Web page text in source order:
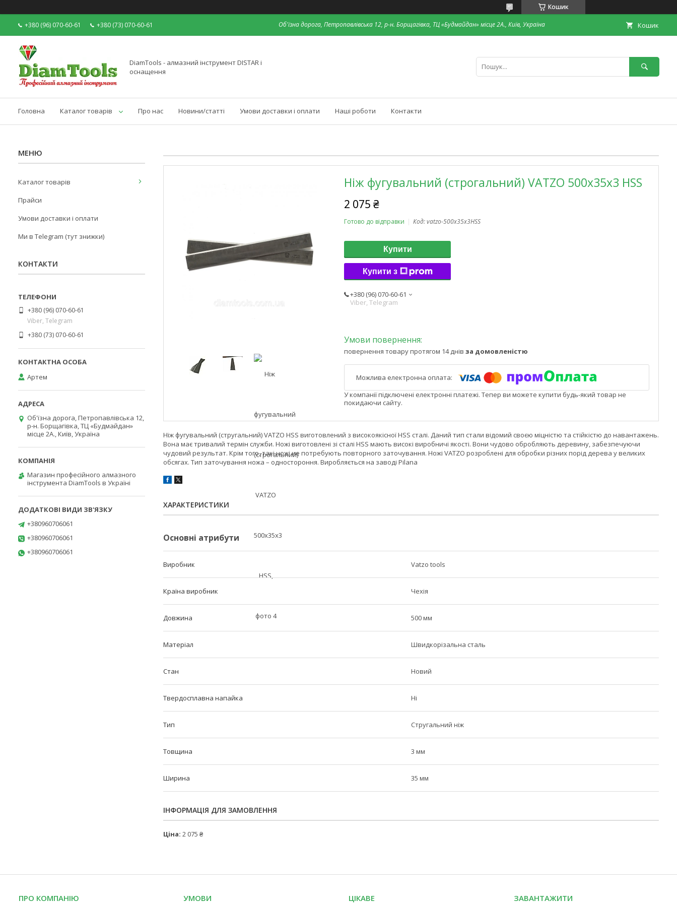
Кошик
+380 (96) 070-60-61 +380 (73) 070-60-61 Об'їзна дорога, Петропавлівська 12, р-н. Борщагівка, ТЦ «Будмайдан» місце 2А., Київ, Україна Кошик
DiamTools - алмазний інструмент DISTAR і
оснащення
Головна Каталог товарів Про нас Новини/статті Умови доставки і оплати Наші роботи Контакти
Ніж фугувальний (строгальний) VATZO 500x35x3 HSS
2 075 ₴
Готово до відправки Код:vatzo-500x35x3HSS
Купити
Купити з
+380 (96) 070-60-61
Viber, Telegram
повернення товару протягом 14 днів за домовленістю
У компанії підключені електронні платежі. Тепер ви можете купити будь-який товар не
покидаючи сайту.
Ніж фугувальний (стругальний) VATZO HSS виготовлений з високоякісної HSS сталі. Даний тип стали відомий своєю міцністю та стійкістю до навантажень.
Вона має тривалий термін служби. Ножі виготовлені зі сталі HSS мають високі виробничі якості. Вони чудово обробляють деревину, забезпечуючи
чудовий результат. Крім того, такі ножі не потребують повторного заточування. Ножі VATZO розроблені для обробки різних порід дерева у великих
обсягах. Тип заточування ножа – одностороння. Виробляється на заводі Pilana
ХАРАКТЕРИСТИКИ
Основні атрибути
Виробник Vatzo tools
Країна виробник Чехія
Довжина 500 мм
Матеріал Швидкорізальна сталь
Стан Новий
Твердосплавна напайка Ні
Тип Стругальний ніж
Товщина 3 мм
Ширина 35 мм
ІНФОРМАЦІЯ ДЛЯ ЗАМОВЛЕННЯ
Ціна: 2 075 ₴
Каталог товарів
Прайси
Умови доставки і оплати
Ми в Telegram (тут знижки)
КОНТАКТИ
+380 (96) 070-60-61
Viber, Telegram
+380 (73) 070-60-61
Артем
Об'їзна дорога, Петропавлівська 12,
р-н. Борщагівка, ТЦ «Будмайдан»
місце 2А., Київ, Україна
Магазин професійного алмазного
інструмента DiamTools в Україні
+380960706061
+380960706061
+380960706061
ПРО КОМПАНІЮ УМОВИ ЦІКАВЕ ЗАВАНТАЖИТИ